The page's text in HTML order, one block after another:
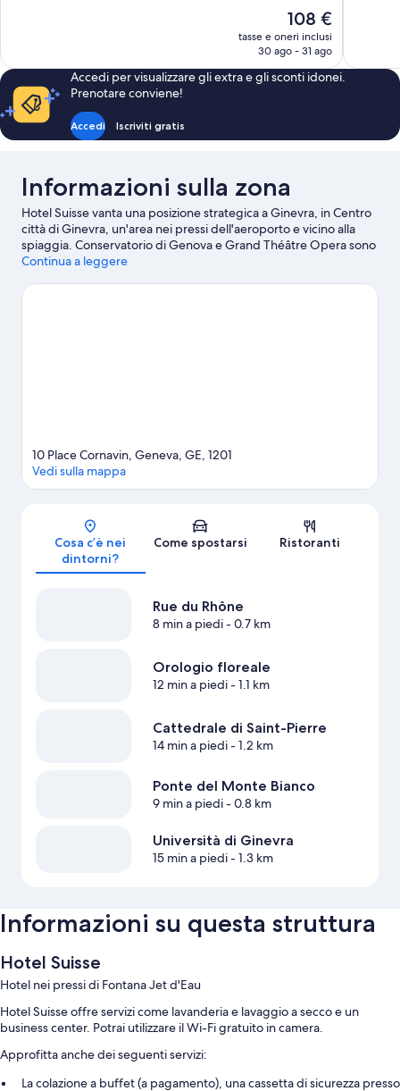
Il
prezzo
attuale
108 €
108 €
tasse e oneri inclusi
30 ago - 31 ago
recensioni
Accedi per visualizzare gli extra e gli sconti idonei.
Prenotare conviene!
Accedi Iscriviti gratis
Informazioni sulla zona
Hotel Suisse vanta una posizione strategica a Ginevra, in Centro
città di Ginevra, un'area nei pressi dell'aeroporto e vicino alla
spiaggia. Conservatorio di Genova e Grand Théâtre Opera sono
due delle principali attrazioni culturali della zona. Tra le altre
Anche Alpengarten e Microcosm meritano una visita. Dedica del
Continua a leggere
Mappa
10 Place Cornavin, Geneva, GE, 1201
Vedi sulla mappa
Cosa c’è nei
dintorni?
Come spostarsi Ristoranti
Rue du Rhône
8 min a piedi- 0.7 km
Orologio floreale
12 min a piedi- 1.1 km
Cattedrale di Saint-Pierre
14 min a piedi- 1.2 km
Ponte del Monte Bianco
9 min a piedi- 0.8 km
Università di Ginevra
15 min a piedi- 1.3 km
Informazioni su questa struttura
Hotel Suisse
Hotel nei pressi di Fontana Jet d'Eau
Hotel Suisse offre servizi come lavanderia e lavaggio a secco e un
business center. Potrai utilizzare il Wi-Fi gratuito in camera.
Approfitta anche dei seguenti servizi:
La colazione a buffet (a pagamento), una cassetta di sicurezza presso